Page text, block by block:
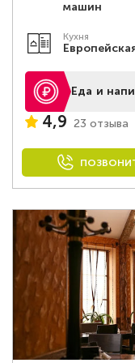
машин
Кухня
Еда и
4,9 23 отзыва